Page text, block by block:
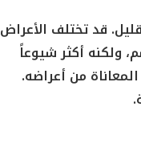
قد تختلف الأعراض
ولكنه أكثر شيوعاً
من أعراضه.